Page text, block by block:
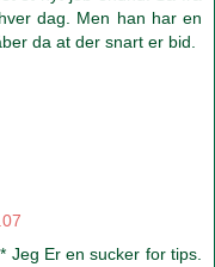
dag. Men han har en
da at der snart er bid.
Jeg Er en sucker for tips.